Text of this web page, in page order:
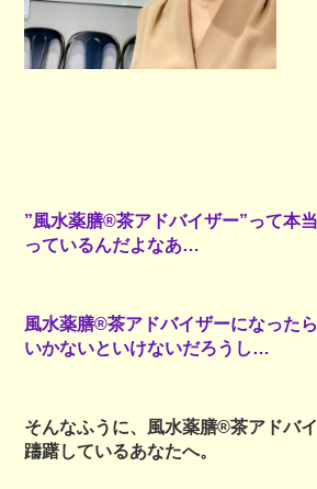
”風水薬膳®茶アドバイザー”って本
っているんだよなあ…
風水薬膳®茶アドバイザーになったら
いかないといけないだろうし…
そんなふうに、風水薬膳®茶アドバ
躊躇しているあなたへ。